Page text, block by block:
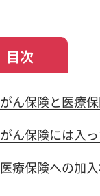
目次
がん保険と医療
がん保険には入
医療保険への加